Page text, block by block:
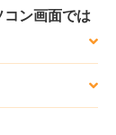
ン画面では